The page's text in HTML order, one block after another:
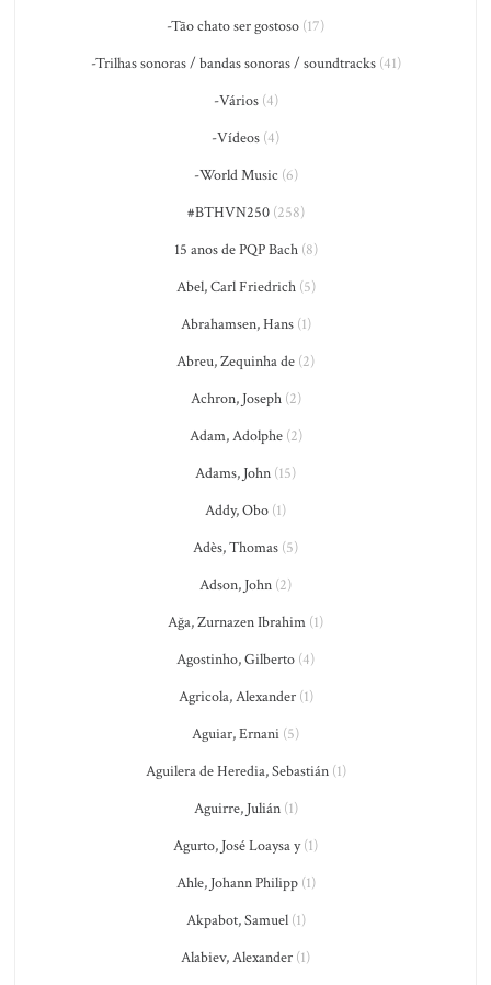
-Tão chato ser gostoso (17)
-Trilhas sonoras / bandas sonoras / soundtracks(41)
-Vários(4)
-Vídeos (4)
-World Music (6)
#BTHVN250(258)
15 anos de PQP Bach(8)
Abel, Carl Friedrich(5)
Abrahamsen, Hans(1)
Abreu, Zequinha de (2)
Achron, Joseph(2)
Adam, Adolphe(2)
Adams, John (15)
Addy, Obo (1)
Adès, Thomas (5)
Adson, John (2)
Ağa, Zurnazen Ibrahim (1)
Agostinho, Gilberto (4)
Agricola, Alexander(1)
Aguiar, Ernani (5)
Aguilera de Heredia, Sebastián(1)
Aguirre, Julián(1)
Agurto, José Loaysa y(1)
Ahle, Johann Philipp(1)
Akpabot, Samuel(1)
Alabiev, Alexander (1)